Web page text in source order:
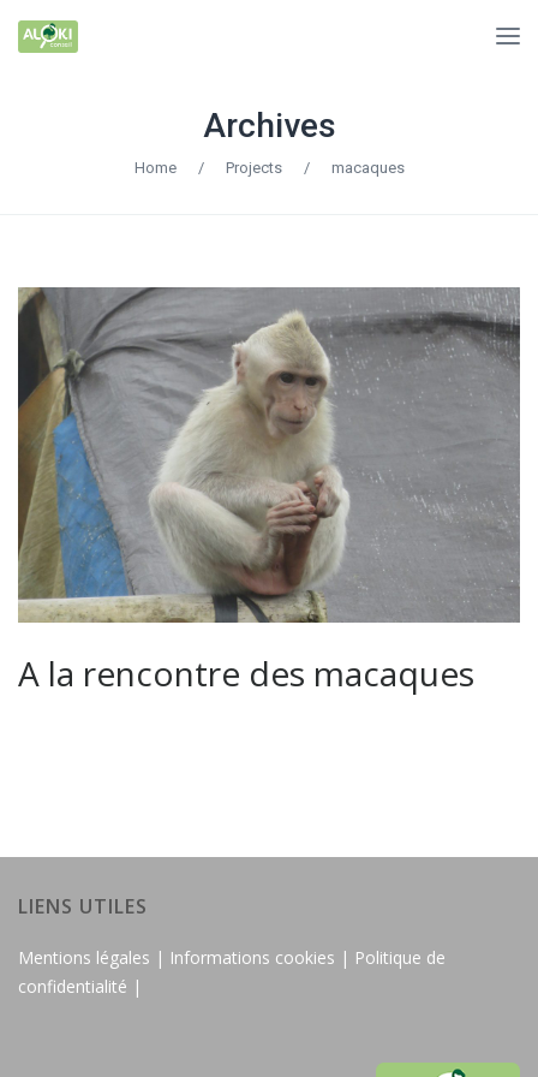
Archives
Home / Projects / macaques
A la rencontre des macaques
LIENS UTILES
Mentions légales | Informations cookies | Politique de
confidentialité |